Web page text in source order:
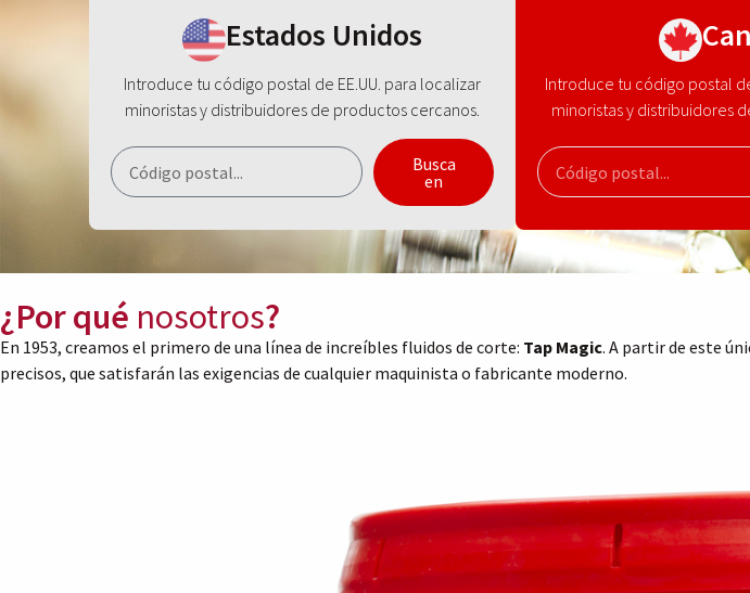
Estados Unidos
Introduce tu código postal de EE.UU. para localizar
minoristas y distribuidores de productos cercanos.
Busca
en
Introduce tu código postal
minoristas y distribuidores
¿Por qué nosotros?
En 1953, creamos el primero de una línea de increíbles fluidos de corte: Tap Magic. A partir de este
precisos, que satisfarán las exigencias de cualquier maquinista o fabricante moderno.